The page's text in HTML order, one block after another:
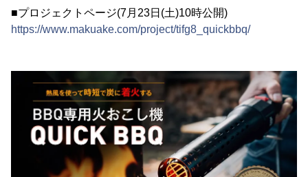
■プロジェクトページ(7月23日(土)10時公開)
https://www.makuake.com/project/tifg8_quickbbq/